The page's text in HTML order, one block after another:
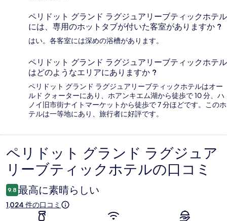
ペリドット グランド ラグジュアリーブティックホテル
には、専用のホットタブが付いた客室がありますか ?
はい。各客室には深めの浴槽があります。
ペリドット グランド ラグジュアリーブティックホテル
はどのようなエリアにありますか ?
ペリドット グランド ラグジュアリーブティックホテルはオー
ルド クォーターにあり、ホアンキエム湖から徒歩で 10 分、ハ
ノイ旧市街ナイトマーケットから徒歩で 7 分ほどです。このホ
テルは一等地にあり、旅行者に好評です。
口
コ
ミ
ペリドット グランド ラグジュア
リーブティックホテルの口コミ
9.8 最高に素晴らしい
1,024 件の口コミ